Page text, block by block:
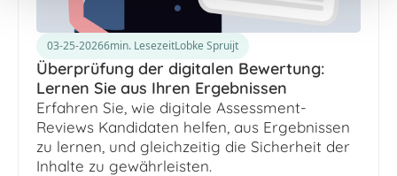
03-25-20266min. LesezeitLobke Spruijt
Überprüfung der digitalen Bewertung:
Lernen Sie aus Ihren Ergebnissen
Erfahren Sie, wie digitale Assessment-
Reviews Kandidaten helfen, aus Ergebnissen
zu lernen, und gleichzeitig die Sicherheit der
Inhalte zu gewährleisten.